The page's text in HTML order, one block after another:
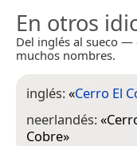
En otros
Del inglés al sueco —
muchos nombres.
inglés:«Cerro El
neerlandés:«
Cobre»